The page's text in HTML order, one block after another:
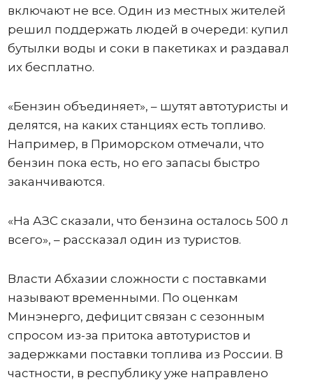
включают не все. Один из местных жителей
решил поддержать людей в очереди: купил
бутылки воды и соки в пакетиках и раздавал
их бесплатно.
«Бензин объединяет», – шутят автотуристы и
делятся, на каких станциях есть топливо.
Например, в Приморском отмечали, что
бензин пока есть, но его запасы быстро
заканчиваются.
«На АЗС сказали, что бензина осталось 500 л
всего», – рассказал один из туристов.
Власти Абхазии сложности с поставками
называют временными. По оценкам
Минэнерго, дефицит связан с сезонным
спросом из-за притока автотуристов и
задержками поставки топлива из России. В
частности, в республику уже направлено